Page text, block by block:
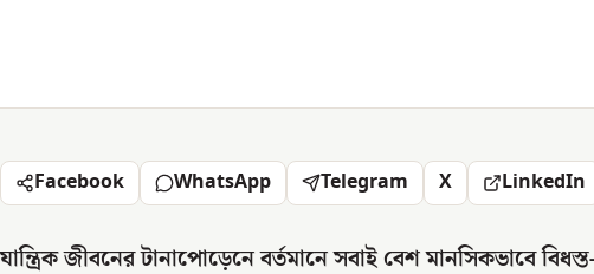
Facebook WhatsApp Telegram X LinkedIn
যান্ত্রিক জীবনের টানাপোড়েনে বর্তমানে সবাই বেশ মানসিকভাবে